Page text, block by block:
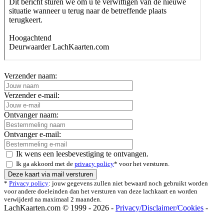
Verzender naam:
Verzender e-mail:
Ontvanger naam:
Ontvanger e-mail:
Ik wens een leesbevestiging te ontvangen.
Ik ga akkoord met de privacy policy* voor het versturen.
* Privacy policy: jouw gegevens zullen niet bewaard noch gebruikt worden
voor andere doeleinden dan het versturen van deze lachkaart en worden
verwijderd na maximaal 2 maanden.
LachKaarten.com © 1999 - 2026 - Privacy/Disclaimer/Cookies -